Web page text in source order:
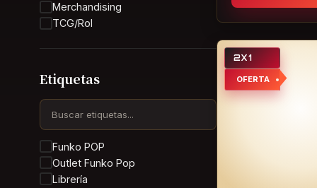
Merchandising
TCG/Rol
Etiquetas
Funko POP
Outlet Funko Pop
Librería
2X1
OFERTA